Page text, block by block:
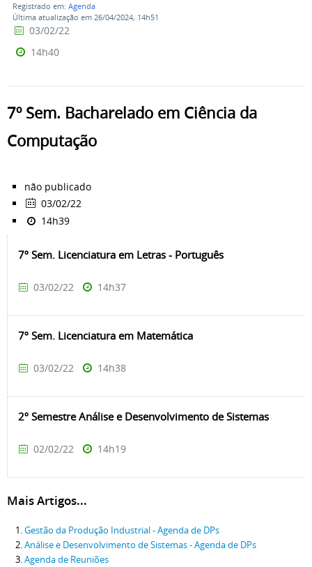
Registrado em: Agenda
Última atualização em 26/04/2024, 14h51
03/02/22
14h40
7º Sem. Bacharelado em Ciência da
Computação
não publicado
03/02/22
14h39
7º Sem. Licenciatura em Letras - Português
03/02/22 14h37
7º Sem. Licenciatura em Matemática
03/02/22 14h38
2º Semestre Análise e Desenvolvimento de Sistemas
02/02/22 14h19
Mais Artigos...
Gestão da Produção Industrial - Agenda de DPs
Análise e Desenvolvimento de Sistemas - Agenda de DPs
Agenda de Reuniões